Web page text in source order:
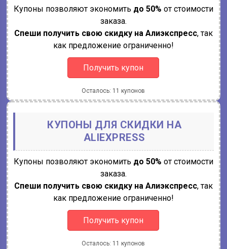
Купоны позволяют экономить до 50% от стоимости
заказа.
Спеши получить свою скидку на Алиэкспресс, так
как предложение ограниченно!
Получить купон
Осталось: 11 купонов
КУПОНЫ ДЛЯ СКИДКИ НА
ALIEXPRESS
Купоны позволяют экономить до 50% от стоимости
заказа.
Спеши получить свою скидку на Алиэкспресс, так
как предложение ограниченно!
Получить купон
Осталось: 11 купонов